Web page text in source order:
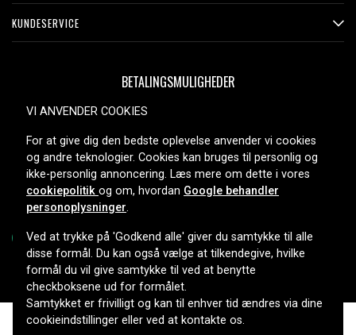
KUNDESERVICE
BETALINGSMULIGHEDER
LEVERINGSMULIGHEDER
Copyright © 2026, Spares Nordic AB
VI ANVENDER COOKIES
For at give dig den bedste oplevelse anvender vi cookies
og andre teknologier. Cookies kan bruges til personlig og
ikke-personlig annoncering. Læs mere om dette i vores
cookiepolitik og om, hvordan Google behandler
personoplysninger.
Ved at trykke på 'Godkend alle' giver du samtykke til alle
disse formål. Du kan også vælge at tilkendegive, hvilke
formål du vil give samtykke til ved at benytte
checkboksene ud for formålet.
Samtykket er frivilligt og kan til enhver tid ændres via dine
cookieindstillinger eller ved at kontakte os.